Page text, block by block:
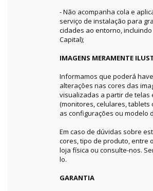
- Não acompanha cola e
serviço de instalação para
cidades ao entorno, incluindo
Capital);
IMAGENS MERAMENTE
Informamos que poderá
alterações nas cores das
visualizadas a partir de telas
(monitores, celulares, tablets
as configurações ou modelo
Em caso de dúvidas sobre
cores, tipo de produto, entre
loja física ou consulte-nos.
lo.
GARANTIA